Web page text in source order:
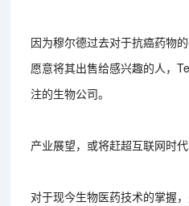
因为穆尔德过去对于抗癌药物
愿意将其出售给感兴趣的人，
注的生物公司。
产业展望，或将赶超互联网时代
对于现今生物医药技术的掌握